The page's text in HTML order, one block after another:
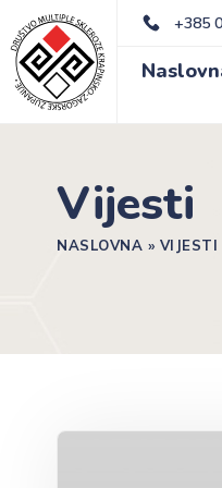
+385
Vijesti
NASLOVNA » VIJESTI